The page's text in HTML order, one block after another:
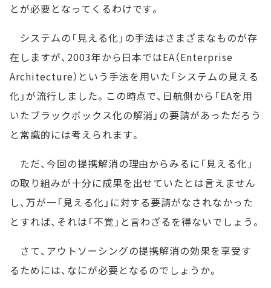
とが必要となってくるわけです。
システムの「見える化」の手法はさまざまなものが存
在しますが、2003年から日本ではEA（Enterprise
Architecture）という手法を用いた「システムの見える
化」が流行しました。この時点で、日航側から「EAを用
いたブラックボックス化の解消」の要請があっただろう
と常識的には考えられます。
ただ、今回の提携解消の理由からみるに「見える化」
の取り組みが十分に成果を出せていたとは言えません
し、万が一「見える化」に対する要請がなされなかった
とすれば、それは「不覚」と言わざるを得ないでしょう。
さて、アウトソーシングの提携解消の効果を享受す
るためには、なにが必要となるのでしょうか。